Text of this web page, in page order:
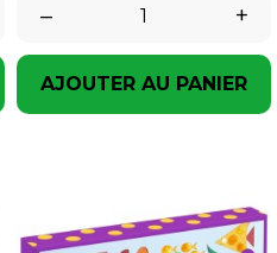
–
+
AJOUTER AU PANIER